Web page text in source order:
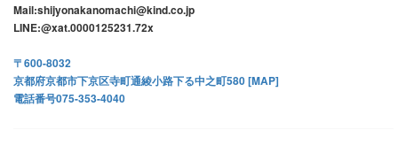
Mail:shijyonakanomachi@kind.co.jp
LINE:@xat.0000125231.72x
〒600-8032
京都府京都市下京区寺町通綾小路下る中之町580 [MAP]
電話番号075-353-4040